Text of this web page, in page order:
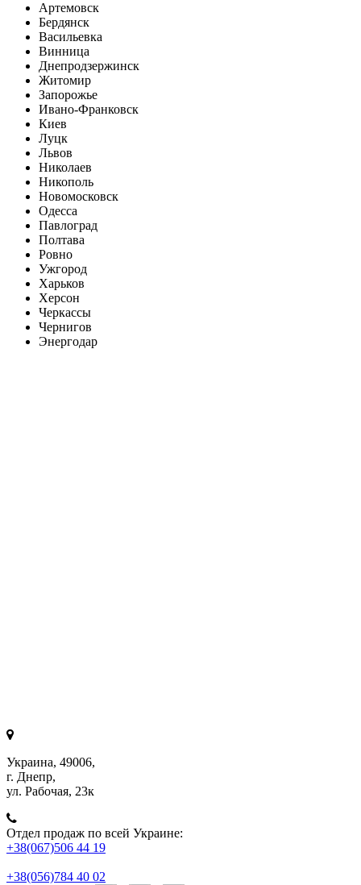
Артемовск
Бердянск
Васильевка
Винница
Днепродзержинск
Житомир
Запорожье
Ивано-Франковск
Киев
Луцк
Львов
Николаев
Никополь
Новомосковск
Одесса
Павлоград
Полтава
Ровно
Ужгород
Харьков
Херсон
Черкассы
Чернигов
Энергодар
Украина, 49006,
г. Днепр,
ул. Рабочая, 23к
Отдел продаж по всей Украине:
+38(067)506 44 19
+38(056)784 40 02